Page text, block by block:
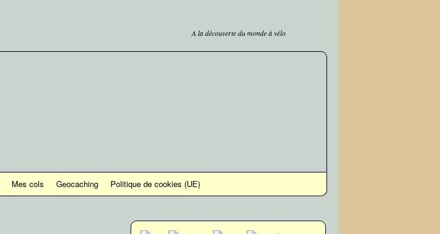
A la découverte du monde à vélo
Mes cols Geocaching Politique de cookies (UE)